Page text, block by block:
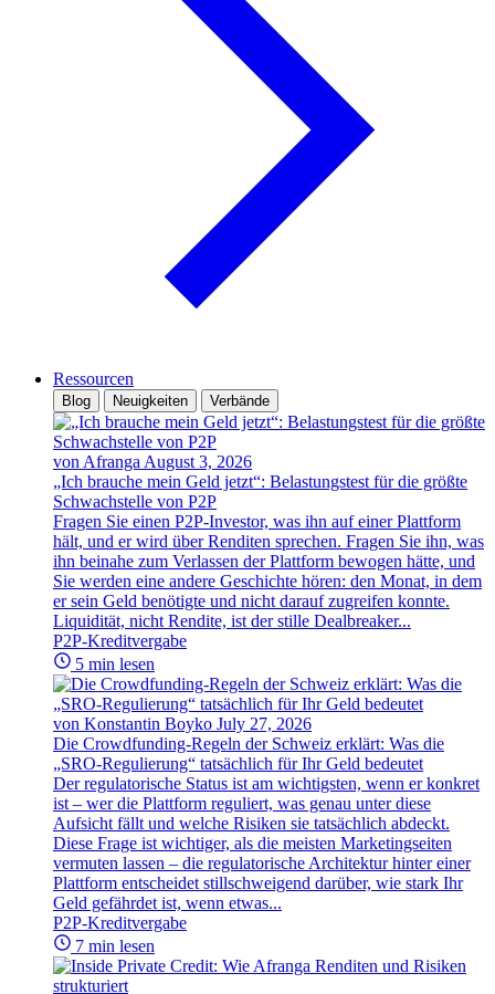
Ressourcen
Blog Neuigkeiten Verbände
von Afranga August 3, 2026
„Ich brauche mein Geld jetzt“: Belastungstest für die größte
Schwachstelle von P2P
Fragen Sie einen P2P-Investor, was ihn auf einer Plattform
hält, und er wird über Renditen sprechen. Fragen Sie ihn, was
ihn beinahe zum Verlassen der Plattform bewogen hätte, und
Sie werden eine andere Geschichte hören: den Monat, in dem
er sein Geld benötigte und nicht darauf zugreifen konnte.
Liquidität, nicht Rendite, ist der stille Dealbreaker...
P2P-Kreditvergabe
5 min lesen
von Konstantin Boyko July 27, 2026
Die Crowdfunding-Regeln der Schweiz erklärt: Was die
„SRO-Regulierung“ tatsächlich für Ihr Geld bedeutet
Der regulatorische Status ist am wichtigsten, wenn er konkret
ist – wer die Plattform reguliert, was genau unter diese
Aufsicht fällt und welche Risiken sie tatsächlich abdeckt.
Diese Frage ist wichtiger, als die meisten Marketingseiten
vermuten lassen – die regulatorische Architektur hinter einer
Plattform entscheidet stillschweigend darüber, wie stark Ihr
Geld gefährdet ist, wenn etwas...
P2P-Kreditvergabe
7 min lesen